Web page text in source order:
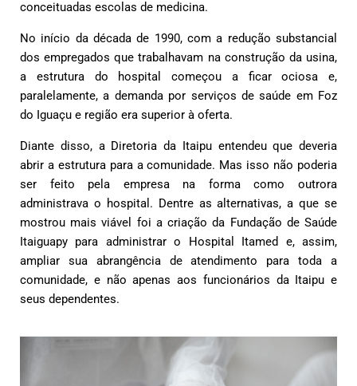
conceituadas escolas de medicina.
No início da década de 1990, com a redução substancial
dos empregados que trabalhavam na construção da usina,
a estrutura do hospital começou a ficar ociosa e,
paralelamente, a demanda por serviços de saúde em Foz
do Iguaçu e região era superior à oferta.
Diante disso, a Diretoria da Itaipu entendeu que deveria
abrir a estrutura para a comunidade. Mas isso não poderia
ser feito pela empresa na forma como outrora
administrava o hospital. Dentre as alternativas, a que se
mostrou mais viável foi a criação da Fundação de Saúde
Itaiguapy para administrar o Hospital Itamed e, assim,
ampliar sua abrangência de atendimento para toda a
comunidade, e não apenas aos funcionários da Itaipu e
seus dependentes.